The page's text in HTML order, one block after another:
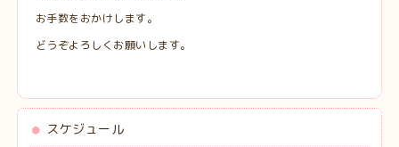
お手数をおかけします。
どうぞよろしくお願いします。
スケジュール